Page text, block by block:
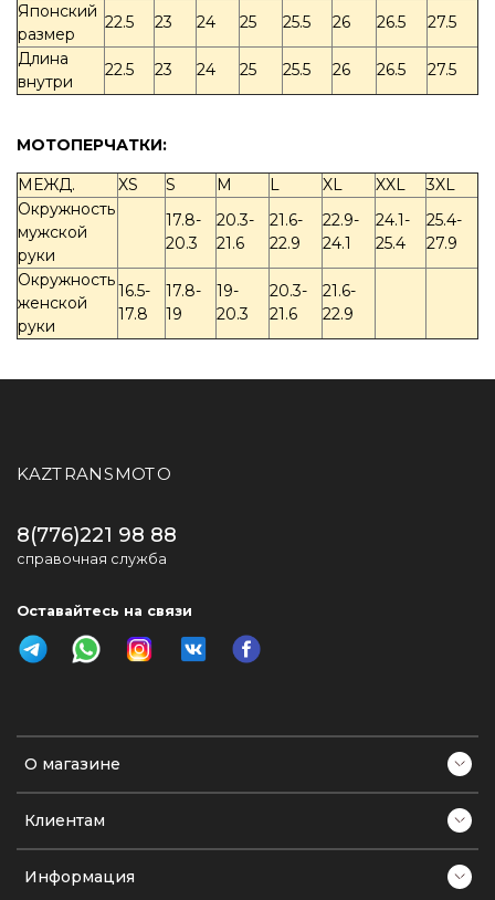
Японский
размер
22.5 23 24 25 25.5 26 26.5
27.5
Длина
внутри
22.5 23 24 25 25.5 26 26.5 27.5
МОТОПЕРЧАТКИ:
МЕЖД.
XS S M L XL XXL
3XL
Окружность
мужской
руки
17.8-
20.3
20.3-
21.6
21.6-
22.9
22.9-
24.1
24.1-
25.4
25.4-
27.9
Окружность
женской
руки
16.5-
17.8
17.8-
19
19-
20.3
20.3-
21.6
21.6-
22.9
О магазине
Клиентам
Информация
KAZTRANSMOTO
8(776)221 98 88
справочная служба
Оставайтесь на связи